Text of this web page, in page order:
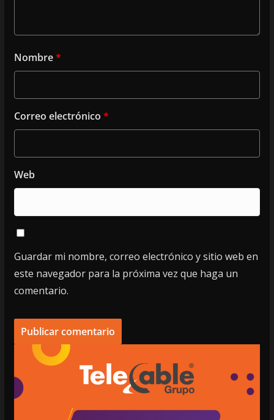
Nombre*
Correo electrónico *
Web
Guardar mi nombre, correo electrónico y sitio web en
este navegador para la próxima vez que haga un
comentario.